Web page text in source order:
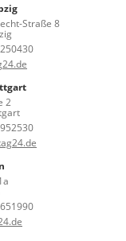
Straße 8
2